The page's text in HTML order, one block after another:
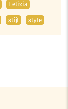
Letizia
stijl style